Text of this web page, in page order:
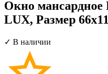
Окно мансардное
LUX, Размер
✓ В наличии